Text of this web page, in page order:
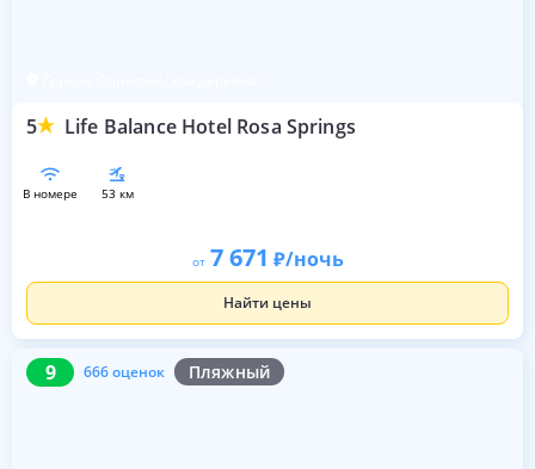
5 Life Balance Hotel Rosa Springs
в номере 53 км
от 7 671 /ночь
Найти цены
9 666 оценок Пляжный
9 666 оценок